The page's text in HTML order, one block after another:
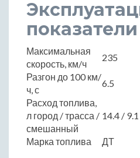
показатели
Максимальная
скорость, км/ч
235
Разгон до 100 км/
ч, с
6.5
Расход топлива,
л город / трасса /
смешанный
14.4 /
Марка топлива ДТ